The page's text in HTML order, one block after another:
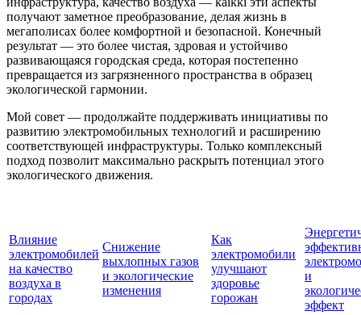
получают заметное преобразование, делая жизнь в
мегаполисах более комфортной и безопасной. Конечный
результат — это более чистая, здровая и устойчиво
развивающаяся городская среда, которая постепенно
превращается из загрязненного пространства в образец
экологической гармонии.
Мой совет — продолжайте поддерживать инициативы по
развитию электромобильных технологий и расширению
соответствующей инфраструктуры. Только комплексный
подход позволит максимально раскрыть потенциал этого
экологического движения.
Влияние
электромобилей
на качество
воздуха в
городах
Снижение
выхлопных газов
и экологические
изменения
Как
электромобили
улучшают
здоровье
горожан
и
эффект